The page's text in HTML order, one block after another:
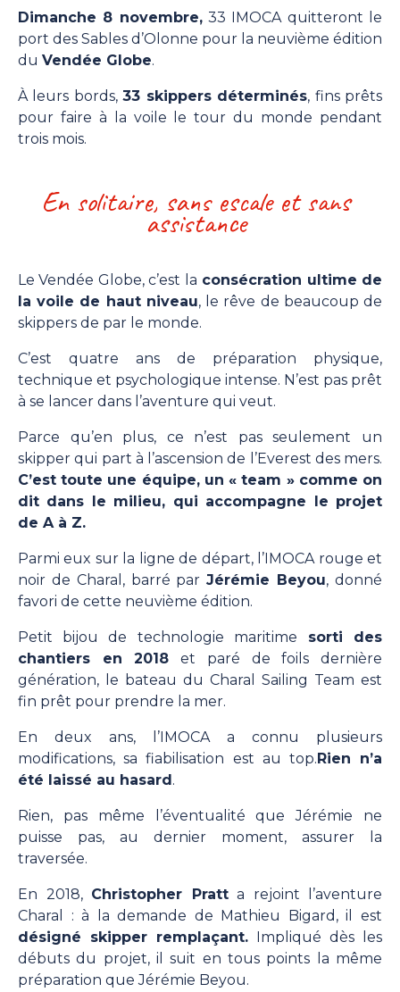
Dimanche 8 novembre,33 IMOCA quitteront le
port des Sables d’Olonne pour la neuvième édition
du Vendée Globe.
À leurs bords,33 skippers déterminés, fins prêts
pour faire à la voile le tour du monde pendant
trois mois.
En solitaire, sans escale et sans
assistance
Le Vendée Globe, c’est la consécration ultime de
la voile de haut niveau, le rêve de beaucoup de
skippers de par le monde.
C’est quatre ans de préparation physique,
technique et psychologique intense. N’est pas prêt
à se lancer dans l’aventure qui veut.
Parce qu’en plus, ce n’est pas seulement un
skipper qui part à l’ascension de l’Everest des mers.
C’est toute une équipe, un « team » comme on
dit dans le milieu, qui accompagne le projet
de A à Z.
Parmi eux sur la ligne de départ, l’IMOCA rouge et
noir de Charal, barré parJérémie Beyou, donné
favori de cette neuvième édition.
Petit bijou de technologie maritime sorti des
chantiers en 2018 et paré de foils dernière
génération, le bateau du Charal Sailing Team est
fin prêt pour prendre la mer.
En deux ans, l’IMOCA a connu plusieurs
modifications, sa fiabilisation est au top. Rien n’a
été laissé au hasard .
Rien, pas même l’éventualité que Jérémie ne
puisse pas, au dernier moment, assurer la
traversée.
En 2018, Christopher Pratta rejoint l’aventure
Charal : à la demande de Mathieu Bigard, il est
désigné skipper remplaçant. Impliqué dès les
débuts du projet, il suit en tous points la même
préparation que Jérémie Beyou.